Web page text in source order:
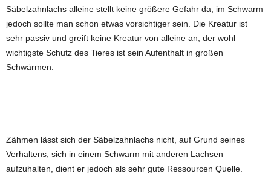
Säbelzahnlachs alleine stellt keine größere Gefahr da, im Schwarm
jedoch sollte man schon etwas vorsichtiger sein. Die Kreatur ist
sehr passiv und greift keine Kreatur von alleine an, der wohl
wichtigste Schutz des Tieres ist sein Aufenthalt in großen
Schwärmen.
Zähmen lässt sich der Säbelzahnlachs nicht, auf Grund seines
Verhaltens, sich in einem Schwarm mit anderen Lachsen
aufzuhalten, dient er jedoch als sehr gute Ressourcen Quelle.